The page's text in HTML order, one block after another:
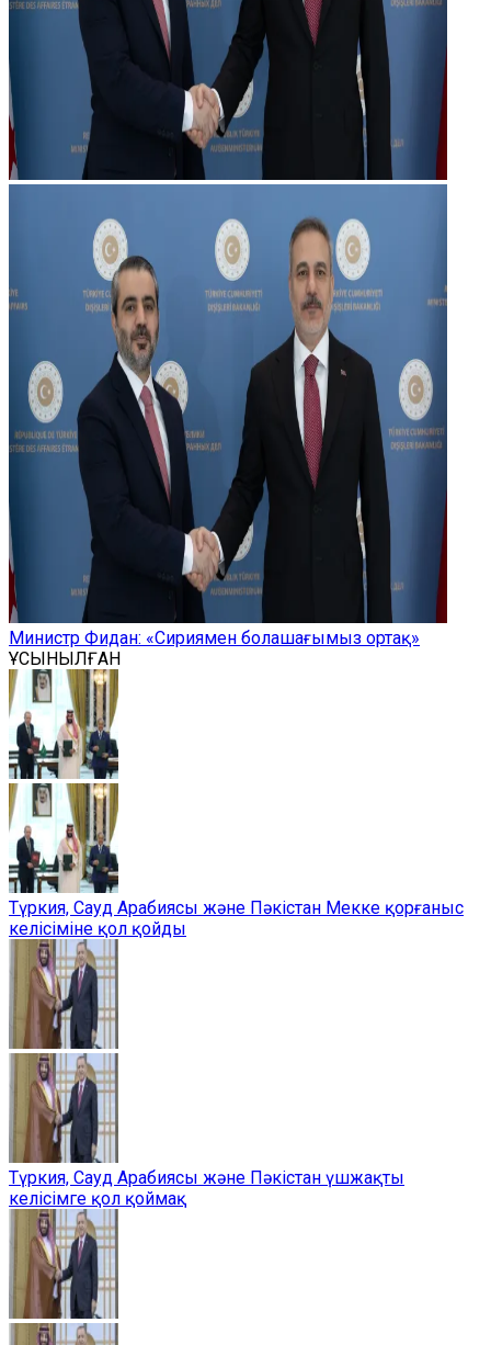
Министр Фидан: «Сириямен болашағымыз ортақ»
ҰСЫНЫЛҒАН
Түркия, Сауд Арабиясы және Пәкістан Мекке қорғаныс
келісіміне қол қойды
Түркия, Сауд Арабиясы және Пәкістан үшжақты
келісімге қол қоймақ